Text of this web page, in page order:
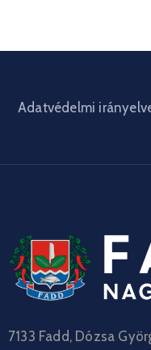
Adatvédelmi
7133 Fadd, Dózsa